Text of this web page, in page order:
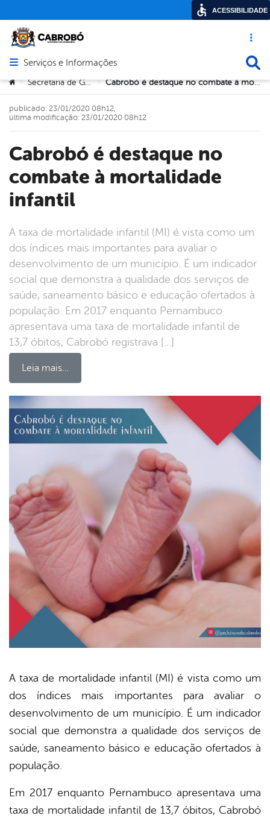
Acesso
Abrir menu principal de navegação
Serviços e Informações
Você está aqui:
> Secretaria de Governo > Cabrobó é destaque no combate à mortalidade infantil
Cabrobó é destaque no
combate à mortalidade
infantil
A taxa de mortalidade infantil (MI) é vista como um
dos índices mais importantes para avaliar o
desenvolvimento de um município. É um indicador
social que demonstra a qualidade dos serviços de
saúde, saneamento básico e educação ofertados à
população. Em 2017 enquanto Pernambuco
apresentava uma taxa de mortalidade infantil de
13,7 óbitos, Cabrobó registrava […]
Leia mais…
publicado: 23/01/2020 08h12,
última modificação: 23/01/2020 08h12
A taxa de mortalidade infantil (MI) é vista como um
dos índices mais importantes para avaliar o
desenvolvimento de um município. É um indicador
social que demonstra a qualidade dos serviços de
saúde, saneamento básico e educação ofertados à
população.
Em 2017 enquanto Pernambuco apresentava uma
taxa de mortalidade infantil de 13,7 óbitos, Cabrobó
ACESSIBILIDADE